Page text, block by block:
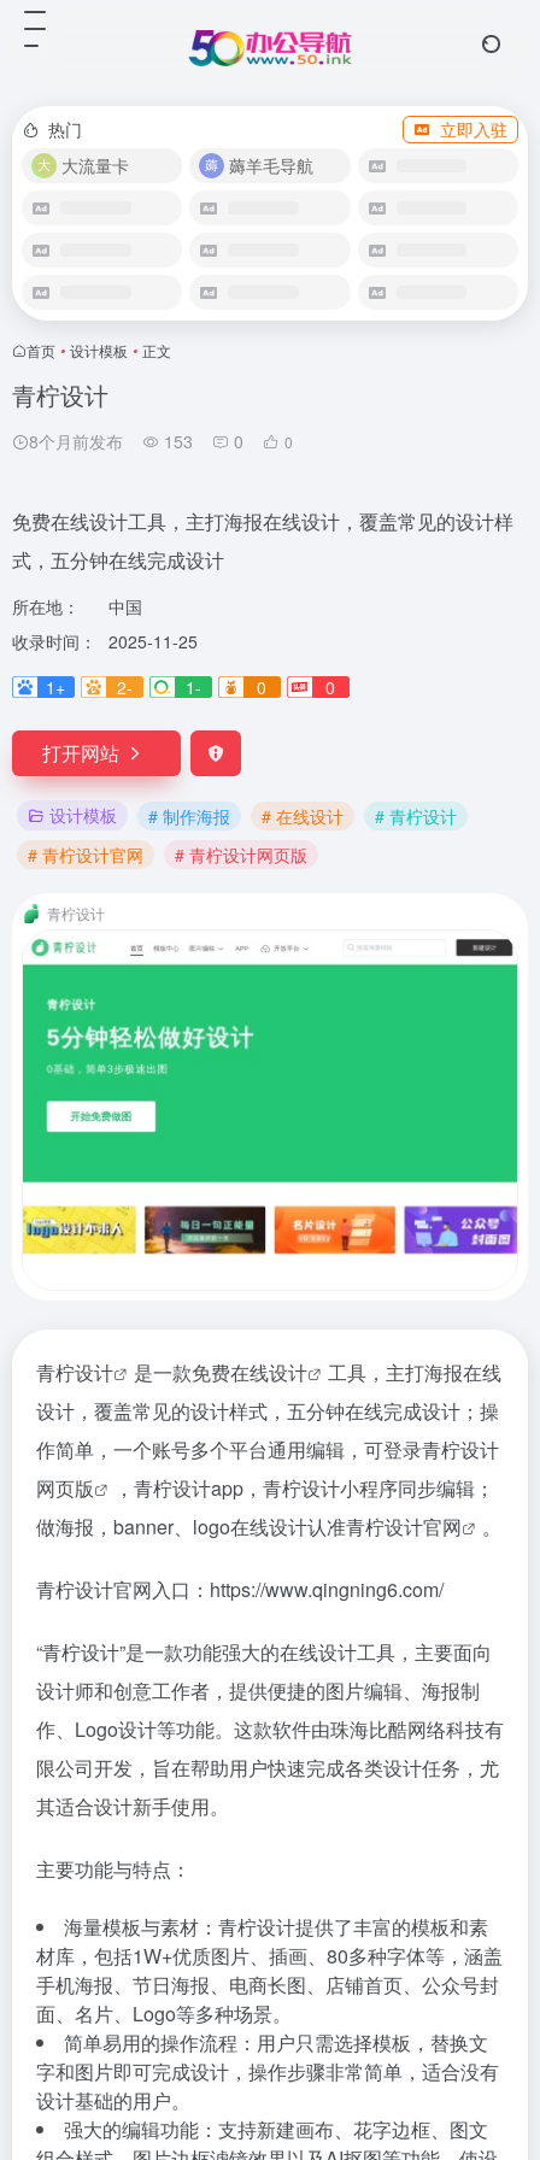
热门
立即入驻
大流量卡
薅羊毛导航
首页 • 设计模板 • 正文
青柠设计
8个月前发布 153 0 0
免费在线设计工具，主打海报在线设计，覆盖常见的设计样
式，五分钟在线完成设计
所在地：
中国
收录时间：
2025-11-25
1+
2- 1- 0 0
打开网站
设计模板 # 制作海报 # 在线设计
# 青柠设计
# 青柠设计官网
# 青柠设计网页版
青柠设计
青柠设计 是一款免费在线设计
工具，主打海报在线
设计，覆盖常见的设计样式，五分钟在线完成设计；操
作简单，一个账号多个平台通用编辑，可登录青柠设计
网页版
，青柠设计app，青柠设计小程序同步编辑；
做海报，banner、logo在线设计认准青柠设计官网 。
青柠设计官网入口：https://www.qingning6.com/
“青柠设计”是一款功能强大的在线设计工具，主要面向
设计师和创意工作者，提供便捷的图片编辑、海报制
作、Logo设计等功能。这款软件由珠海比酷网络科技有
限公司开发，旨在帮助用户快速完成各类设计任务，尤
其适合设计新手使用。
主要功能与特点：
海量模板与素材：青柠设计提供了丰富的模板和素
材库，包括1W+优质图片、插画、80多种字体等，涵盖
手机海报、节日海报、电商长图、店铺首页、公众号封
面、名片、Logo等多种场景。
简单易用的操作流程：用户只需选择模板，替换文
字和图片即可完成设计，操作步骤非常简单，适合没有
设计基础的用户。
强大的编辑功能：支持新建画布、花字边框、图文